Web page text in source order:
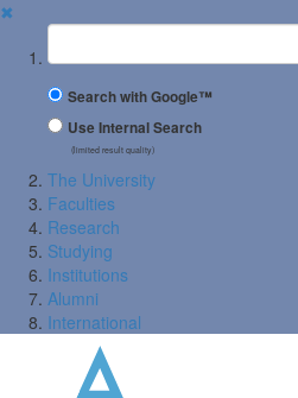
✖
Suchbegriff
Search with Google™
Use Internal Search
(limited result quality)
The University
Faculties
Research
Studying
Institutions
Alumni
International